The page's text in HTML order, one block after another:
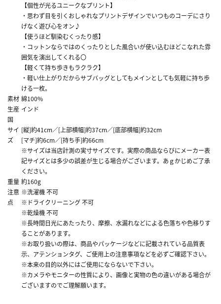
【個性が光るユニークなプリント】
・思わず目を引くおしゃれなプリントデザインでいつものコーデにさり
げなく遊び心をオン♪
【使うほど馴染むくったり感】
・コットンならではのくったりとした風合いが使い込むほどこなれた雰
囲気を演出してくれる〇
【軽くて持ち歩きもラクラク】
・軽い仕上がりだからサブバッグとしてもメインとしても気軽に持ち歩
ける一枚。
素材 綿100%
生産
国
インド
サイ
ズ
[縦]約41cm／[上部横幅]約37cm／[底部横幅]約32cm
[マチ]約6cm／[持ち手]約66cm
※サイズは当店計測の実寸サイズです。実際の商品ならびにメーカー表
記サイズとは多少の誤差が生じる場合がございます。あｇかじめご了承
ください。
重量 約160g
注意
点
※洗濯機 不可
※ドライクリーニング 不可
※乾燥機 不可
※長時間日光にあたったり、摩擦、水漏れなどによる色落ちや色移りす
ることがあります。
※お取り扱いの際は、商品やパッケージなどに記載されている品質表
示、アテンションタグ、ご使用上の注意事項などを必ずご確認下さい。
※本来の目的以外にはご使用にならないで下さい。
※カメラやモニターの性質により、画像と実物の色の違いがある場合が
ございますのでご理解願います。